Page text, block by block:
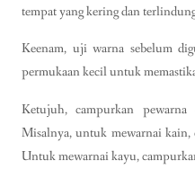
tempat yang kering dan
Keenam, uji warna sebelum
permukaan kecil untuk
Ketujuh, campurkan pewarna
Misalnya, untuk mewarnai kain,
Untuk mewarnai kayu,